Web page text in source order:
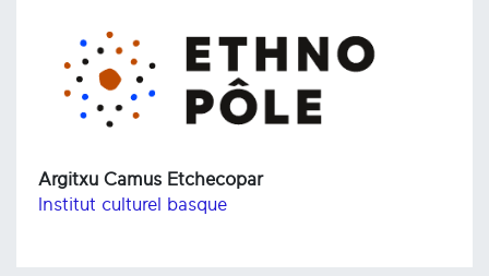
Argitxu Camus Etchecopar
Institut culturel basque